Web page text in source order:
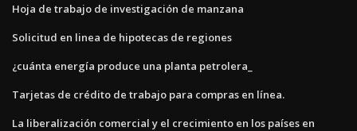
Hoja de trabajo de investigación de manzana
Solicitud en linea de hipotecas de regiones
¿cuánta energía produce una planta petrolera_
Tarjetas de crédito de trabajo para compras en línea.
La liberalización comercial y el crecimiento en los países en